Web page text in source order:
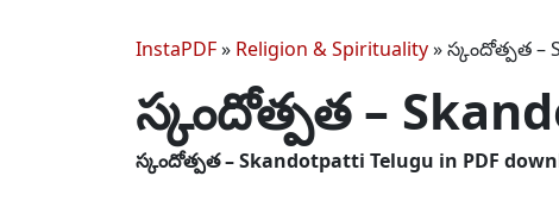
InstaPDF» Religion & Spirituality»స్కందోత్పత –
స్కందోత్పత –
స్కందోత్పత – Skandotpatti Telugu in PDF